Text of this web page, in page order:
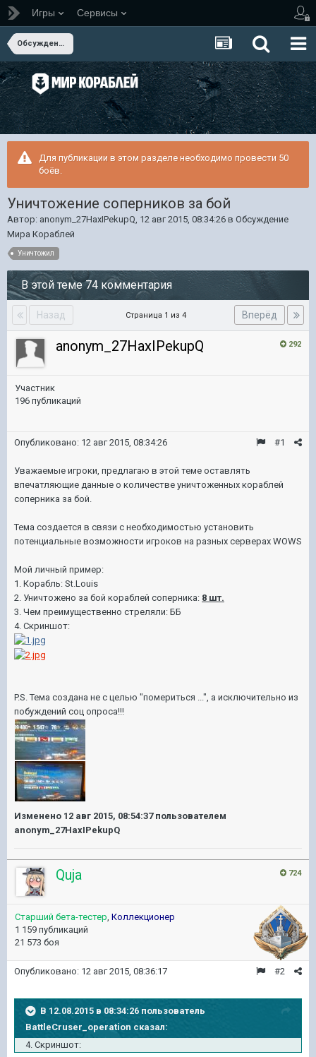
Игры Сервисы
Обсуждение Мира Кораблей
Для публикации в этом разделе необходимо провести 50
боёв.
Уничтожение соперников за бой
Автор: anonym_27HaxIPekupQ, 12 авг 2015, 08:34:26 в Обсуждение
Мира Кораблей
Уничтожил
В этой теме 74 комментария
Назад Вперёд
Страница 1 из 4
292
anonym_27HaxIPekupQ
Участник
196 публикаций
#1
Опубликовано: 12 авг 2015, 08:34:26
Уважаемые игроки, предлагаю в этой теме оставлять
впечатляющие данные о количестве уничтоженных кораблей
соперника за бой.
Тема создается в связи с необходимостью установить
потенциальные возможности игроков на разных серверах WOWS
Мой личный пример:
1. Корабль: St.Louis
2. Уничтожено за бой кораблей соперника: 8 шт.
3. Чем преимущественно стреляли: ББ
4. Скриншот:
P.S. Тема создана не с целью "помериться
...", а исключительно из
побуждений соц опроса!!!
Изменено 12 авг 2015, 08:54:37пользователем
anonym_27HaxIPekupQ
724
Quja
Старший бета-тестер Коллекционер
1 159 публикаций
21 573 боя
#2
Опубликовано: 12 авг 2015, 08:36:17
В 12.08.2015 в 08:34:26 пользователь
BattleCruser_operation сказал:
4. Скриншот: